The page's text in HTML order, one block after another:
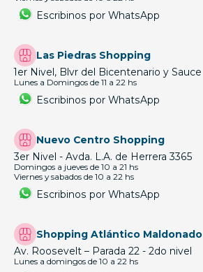
Escribinos por WhatsApp
Las Piedras Shopping
1er Nivel, Blvr del Bicentenario y Sauce
Lunes a Domingos de 11 a 22 hs
Escribinos por WhatsApp
Nuevo Centro Shopping
3er Nivel - Avda. L.A. de Herrera 3365
Domingos a jueves de 10 a 21 hs
Viernes y sabados de 10 a 22 hs
Escribinos por WhatsApp
Shopping Atlántico Maldonado
Av. Roosevelt – Parada 22 - 2do nivel
Lunes a domingos de 10 a 22 hs